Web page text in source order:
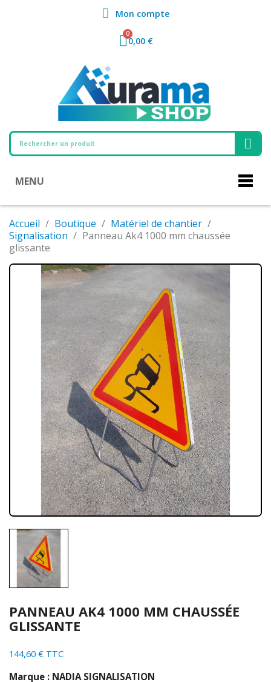
Mon compte
0,00 €
MENU
Accueil Boutique
Matériel de chantier
Signalisation
Panneau Ak4 1000 mm chaussée
glissante
PANNEAU AK4 1000 MM CHAUSSÉE
GLISSANTE
144,60 € TTC
Marque : NADIA SIGNALISATION